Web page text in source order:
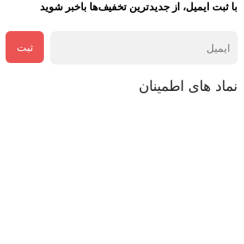
با ثبت ایمیل، از جدید‌ترین تخفیف‌ها با‌خبر شوید
ثبت
نماد های اطمینان